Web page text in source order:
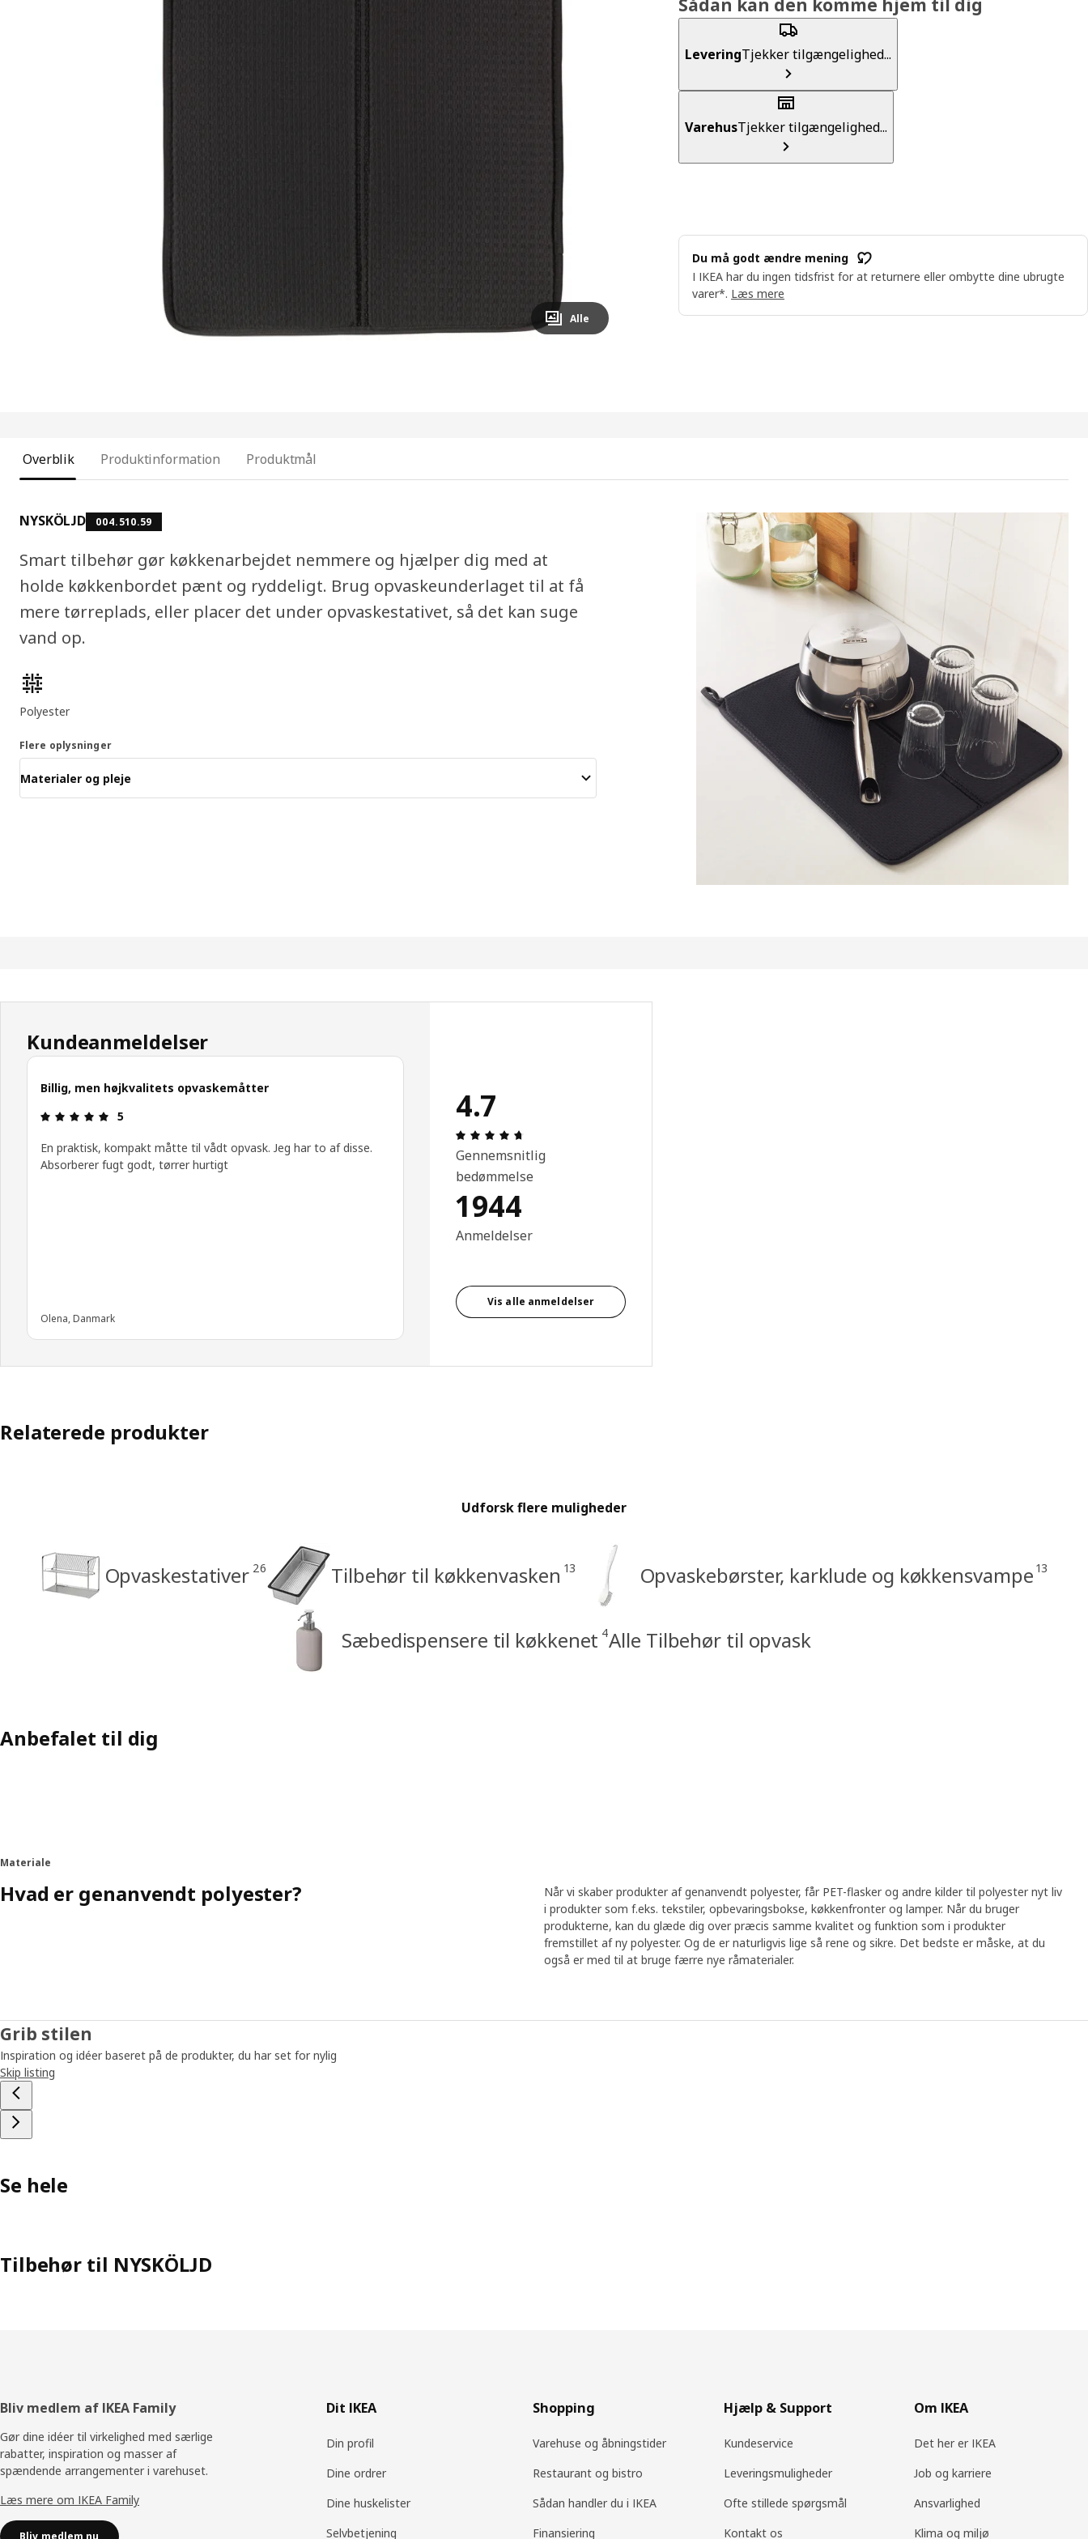
Image zoomed out, normal view
Alle
LeveringTjekker tilgængelighed...
VarehusTjekker tilgængelighed...
Du må godt ændre mening
I IKEA har du ingen tidsfrist for at returnere eller ombytte dine ubrugte
varer*. Læs mere
Overblik Produktinformation Produktmål
NYSKÖLJD 004.510.59
Smart tilbehør gør køkkenarbejdet nemmere og hjælper dig med at
holde køkkenbordet pænt og ryddeligt. Brug opvaskeunderlaget til at få
mere tørreplads, eller placer det under opvaskestativet, så det kan suge
vand op.
Produktfunktioner
Polyester
Flere oplysninger
Materialer og pleje
Kundeanmeldelser
Billig, men højkvalitets opvaskemåtter
Anmeldelse: 5 Ud af 5 Stjerner.
5
En praktisk, kompakt måtte til vådt opvask. Jeg har to af disse.
Absorberer fugt godt, tørrer hurtigt
Olena, Danmark
4.7
Gennemsnitlig
bedømmelse
1944
Anmeldelser
Vis alle anmeldelser
Relaterede produkter
Udforsk flere muligheder
Opvaskestativer 26 Tilbehør til køkkenvasken 13 Opvaskebørster, karklude og køkkensvampe 13
Sæbedispensere til køkkenet 4Alle Tilbehør til opvask
Anbefalet til dig
Materiale
Hvad er genanvendt polyester?
Når vi skaber produkter af genanvendt polyester, får PET-flasker og andre kilder til polyester nyt liv
i produkter som f.eks. tekstiler, opbevaringsbokse, køkkenfronter og lamper. Når du bruger
produkterne, kan du glæde dig over præcis samme kvalitet og funktion som i produkter
fremstillet af ny polyester. Og de er naturligvis lige så rene og sikre. Det bedste er måske, at du
også er med til at bruge færre nye råmaterialer.
Grib stilen
Inspiration og idéer baseret på de produkter, du har set for nylig
Skip listing
Se hele
Tilbehør til NYSKÖLJD
Footer
Bliv medlem af IKEA Family
Gør dine idéer til virkelighed med særlige
rabatter, inspiration og masser af
spændende arrangementer i varehuset.
Læs mere om IKEA Family
Dit IKEA
Din profil
Dine ordrer
Dine huskelister
Selvbetjening
Shopping
Varehuse og åbningstider
Restaurant og bistro
Sådan handler du i IKEA
Finansiering
Hjælp & Support
Kundeservice
Leveringsmuligheder
Ofte stillede spørgsmål
Kontakt os
Om IKEA
Det her er IKEA
Job og karriere
Ansvarlighed
Klima og miljø